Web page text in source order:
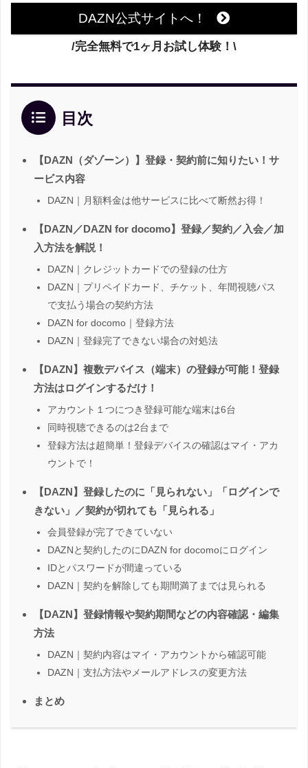
DAZN公式サイトへ！
/完全無料で1ヶ月お試し体験！\
目次
【DAZN（ダゾーン）】登録・契約前に知りたい！サ
ービス内容
DAZN｜月額料金は他サービスに比べて断然お得！
【DAZN／DAZN for docomo】登録／契約／入会／加
入方法を解説！
DAZN｜クレジットカードでの登録の仕方
DAZN｜プリペイドカード、チケット、年間視聴パス
で支払う場合の契約方法
DAZN for docomo｜登録方法
DAZN｜登録完了できない場合の対処法
【DAZN】複数デバイス（端末）の登録が可能！登録
方法はログインするだけ！
アカウント１つにつき登録可能な端末は6台
同時視聴できるのは2台まで
登録方法は超簡単！登録デバイスの確認はマイ・アカ
ウントで！
【DAZN】登録したのに「見られない」「ログインで
きない」／契約が切れても「見られる」
会員登録が完了できていない
DAZNと契約したのにDAZN for docomoにログイン
IDとパスワードが間違っている
DAZN｜契約を解除しても期間満了までは見られる
【DAZN】登録情報や契約期間などの内容確認・編集
方法
DAZN｜契約内容はマイ・アカウントから確認可能
DAZN｜支払方法やメールアドレスの変更方法
まとめ